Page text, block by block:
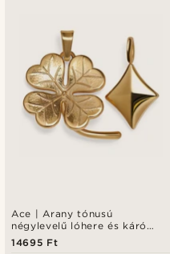
Ace | Arany tónusú
négylevelű lóhere és káró
medál szett
14695 Ft